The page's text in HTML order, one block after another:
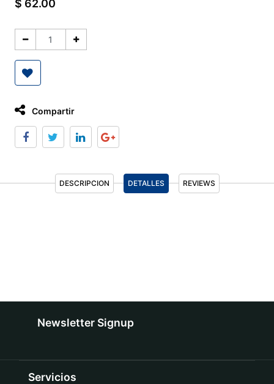
$ 62.00
Compartir
DESCRIPCION DETALLES REVIEWS
Newsletter Signup
Servicios